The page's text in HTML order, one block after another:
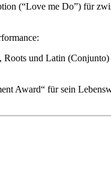
(“Love me Do”) für
und Latin
Award“ für sein